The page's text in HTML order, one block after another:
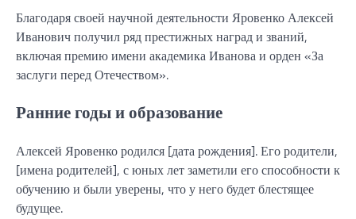
Благодаря своей научной деятельности Яровенко Алексей
Иванович получил ряд престижных наград и званий,
включая премию имени академика Иванова и орден «За
заслуги перед Отечеством».
Ранние годы и образование
Алексей Яровенко родился [дата рождения]. Его родители,
[имена родителей], с юных лет заметили его способности к
обучению и были уверены, что у него будет блестящее
будущее.